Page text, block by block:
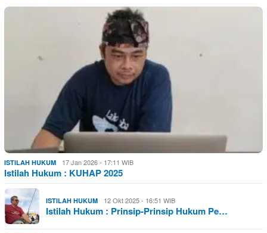
ISTILAH HUKUM 17 Jan 2026 - 17:11 WIB
Istilah Hukum : KUHAP 2025
ISTILAH HUKUM 12 Okt 2025 - 16:51 WIB
Istilah Hukum : Prinsip-Prinsip Hukum Pe…